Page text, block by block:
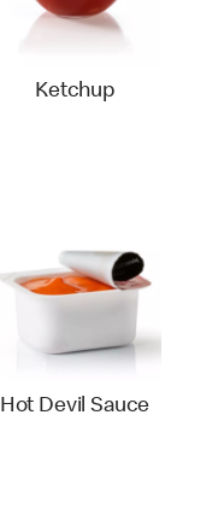
Ketchup
Hot Devil Sauce